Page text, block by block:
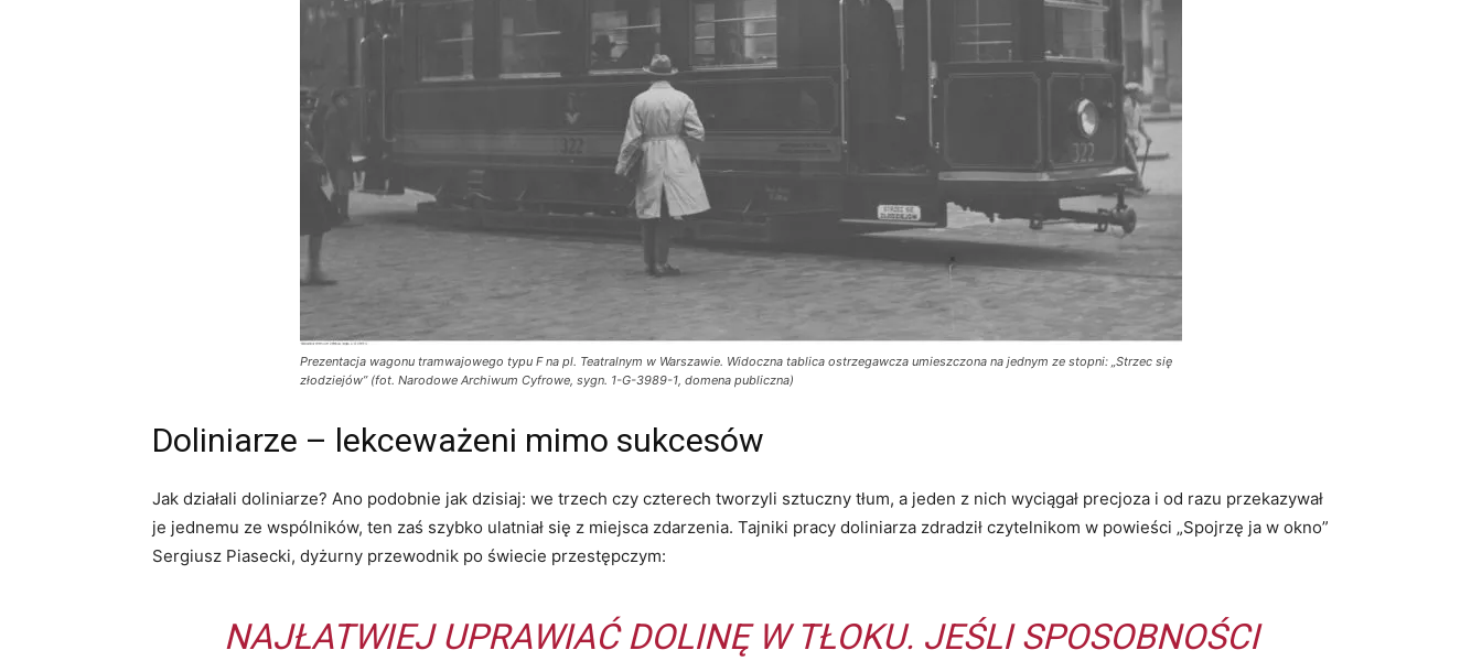
Prezentacja wagonu tramwajowego typu F na pl. Teatralnym w Warszawie. Widoczna tablica ostrzegawcza umieszczona na jednym ze stopni: „Strzec się
złodziejów” (fot. Narodowe Archiwum Cyfrowe, sygn. 1-G-3989-1, domena publiczna)
Doliniarze – lekceważeni mimo sukcesów
Jak działali doliniarze? Ano podobnie jak dzisiaj: we trzech czy czterech tworzyli sztuczny tłum, a jeden z nich wyciągał precjoza i od razu przekazywał
je jednemu ze wspólników, ten zaś szybko ulatniał się z miejsca zdarzenia. Tajniki pracy doliniarza zdradził czytelnikom w powieści „Spojrzę ja w okno”
Sergiusz Piasecki, dyżurny przewodnik po świecie przestępczym:
NAJŁATWIEJ UPRAWIAĆ DOLINĘ W TŁOKU. JEŚLI SPOSOBNOŚCI